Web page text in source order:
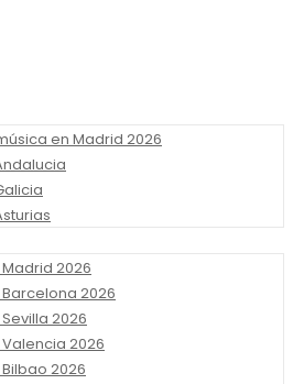
en Madrid 2026
2026
2026
2026
2026
2026